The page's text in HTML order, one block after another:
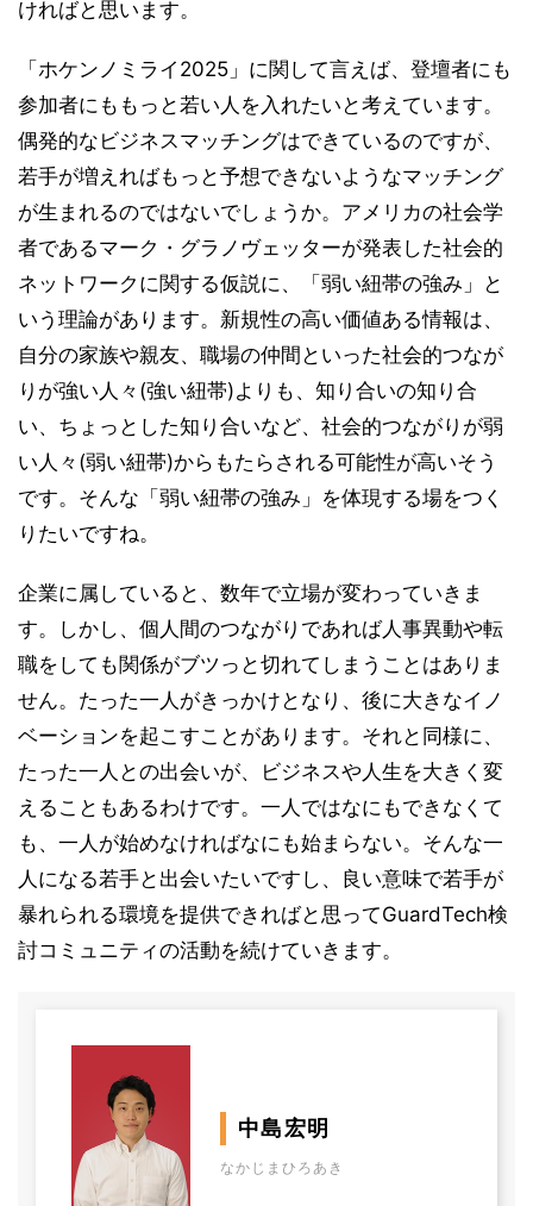
ければと思います。
「ホケンノミライ2025」に関して言えば、登壇者にも
参加者にももっと若い人を入れたいと考えています。
偶発的なビジネスマッチングはできているのですが、
若手が増えればもっと予想できないようなマッチング
が生まれるのではないでしょうか。アメリカの社会学
者であるマーク・グラノヴェッターが発表した社会的
ネットワークに関する仮説に、「弱い紐帯の強み」と
いう理論があります。新規性の高い価値ある情報は、
自分の家族や親友、職場の仲間といった社会的つなが
りが強い人々(強い紐帯)よりも、知り合いの知り合
い、ちょっとした知り合いなど、社会的つながりが弱
い人々(弱い紐帯)からもたらされる可能性が高いそう
です。そんな「弱い紐帯の強み」を体現する場をつく
りたいですね。
企業に属していると、数年で立場が変わっていきま
す。しかし、個人間のつながりであれば人事異動や転
職をしても関係がブツっと切れてしまうことはありま
せん。たった一人がきっかけとなり、後に大きなイノ
ベーションを起こすことがあります。それと同様に、
たった一人との出会いが、ビジネスや人生を大きく変
えることもあるわけです。一人ではなにもできなくて
も、一人が始めなければなにも始まらない。そんな一
人になる若手と出会いたいですし、良い意味で若手が
暴れられる環境を提供できればと思ってGuardTech検
討コミュニティの活動を続けていきます。
中島宏明
なかじまひろあき